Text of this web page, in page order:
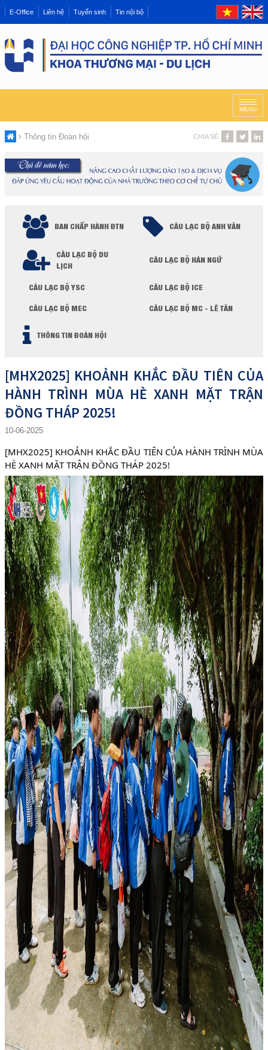
E-Office Liên hệ Tuyển sinh Tin nội bộ
MENU
Thông tin Đoàn hội CHIA SẺ
BAN CHẤP HÀNH ĐTN CÂU LẠC BỘ ANH VĂN
CÂU LẠC BỘ DU
LỊCH
CÂU LẠC BỘ HÁN NGỮ
CÂU LẠC BỘ YSC CÂU LẠC BỘ ICE
CÂU LẠC BỘ MEC CÂU LẠC BỘ MC - LÊ TÂN
THÔNG TIN ĐOÀN HỘI
[MHX2025] KHOẢNH KHẮC ĐẦU TIÊN CỦA
HÀNH TRÌNH MÙA HÈ XANH MẶT TRẬN
ĐỒNG THÁP 2025!
10-06-2025
[MHX2025] KHOẢNH KHẮC ĐẦU TIÊN CỦA HÀNH TRÌNH MÙA
HÈ XANH MẶT TRẬN ĐỒNG THÁP 2025!